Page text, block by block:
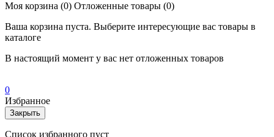
Моя корзина (0) Отложенные товары (0)
Ваша корзина пуста. Выберите интересующие вас товары в
каталоге
В настоящий момент у вас нет отложенных товаров
0
Избранное
Закрыть
Список избранного пуст